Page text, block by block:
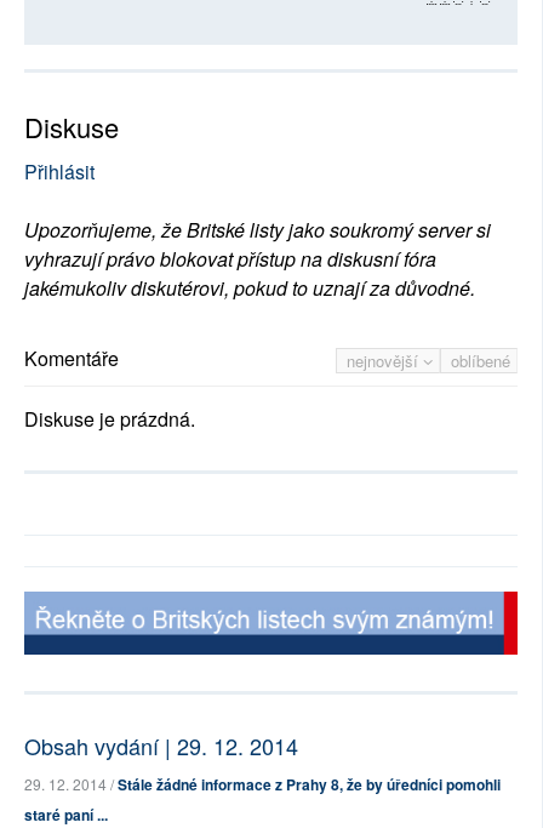
Diskuse
Přihlásit
Upozorňujeme, že Britské listy jako soukromý server si
vyhrazují právo blokovat přístup na diskusní fóra
jakémukoliv diskutérovi, pokud to uznají za důvodné.
nejnovější oblíbené
Komentáře
Diskuse je prázdná.
Obsah vydání | 29. 12. 2014
29. 12. 2014 /Stále žádné informace z Prahy 8, že by úředníci pomohli
staré paní ...